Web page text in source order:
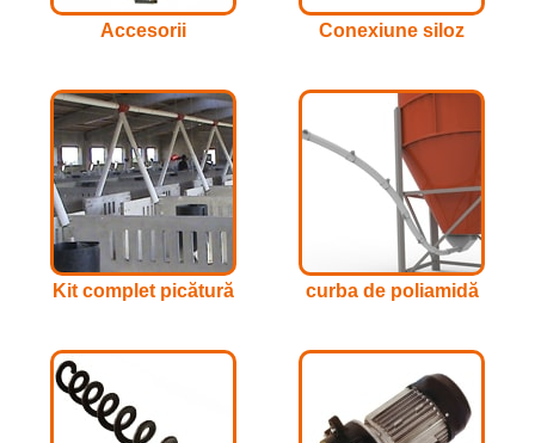
Accesorii Conexiune siloz
Kit complet picătură curba de poliamidă